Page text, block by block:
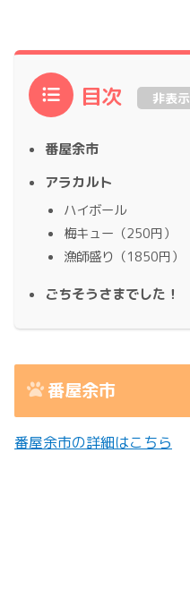
目次 非表示
番屋余市
アラカルト
ハイボール
梅キュー（250円）
漁師盛り（1850円）
ごちそうさまでした！
番屋余市
番屋余市の詳細はこちら